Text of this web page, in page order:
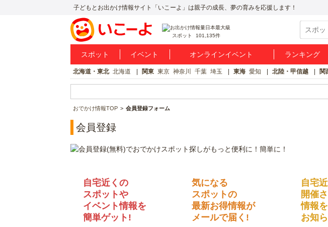
子どもとお出かけ情報サイト「いこーよ」は親子の成長、夢の育みを応援します！
スポット 101,135件
スポット イベント オンラインイベント ランキング
北海道・東北 北海道 関東 東京 神奈川 千葉 埼玉 東海 愛知 北陸・甲信越 関
おでかけ情報TOP 会員登録フォーム
会員登録
自宅近くの
スポットや
イベント情報を
簡単ゲット!
気になる
スポットの
最新お得情報が
メールで届く!
自宅
開催
情報
お知